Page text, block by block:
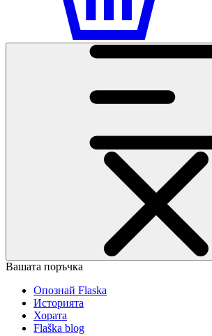
Вашата поръчка
Опознай Flaska
Историята
Хората
Flaška blog